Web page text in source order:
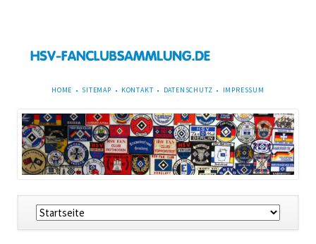
NAVIGATION
HOME SITEMAP KONTAKT DATENSCHUTZ IMPRESSUM
Navigation
überspringen